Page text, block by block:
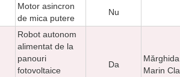
Motor asincron
de mica putere
Nu
Robot autonom
alimentat de la
panouri
fotovoltaice
Da
Marin